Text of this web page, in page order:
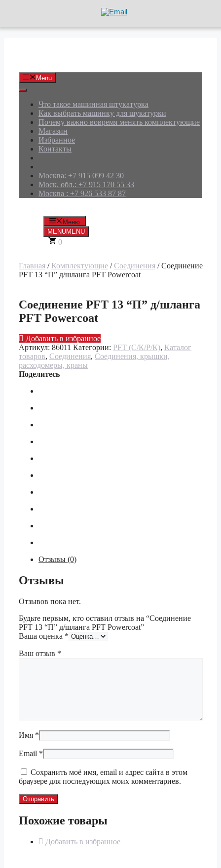
Menu
Что такое машинная штукатурка
Как выбрать машинку для шукатурки
Почему важно вовремя менять комплектующие
Магазин
Избранное
Контакты
Москва: +7 915 099 42 30
Моск. обл.: +7 915 170 55 33
Москва : +7 926 533 87 87
Меню
MENUMENU
0
Главная / Комплектующие /Соединения / Соединение
PFT 13 “П” д/шланга PFT Powercoat
Соединение PFT 13 “П” д/шланга
PFT Powercoat
Добавить в избранное
Артикул: 86011 Категории: PFT (С/К/Р/К), Каталог
товаров, Соединения, Соединения, крышки,
расходомеры, краны
Поделитесь
Отзывы (0)
Отзывы
Отзывов пока нет.
Будьте первым, кто оставил отзыв на “Соединение
PFT 13 “П” д/шланга PFT Powercoat”
Ваша оценка *
Ваш отзыв *
Имя *
Email *
Сохранить моё имя, email и адрес сайта в этом
браузере для последующих моих комментариев.
Похожие товары
Добавить в избранное